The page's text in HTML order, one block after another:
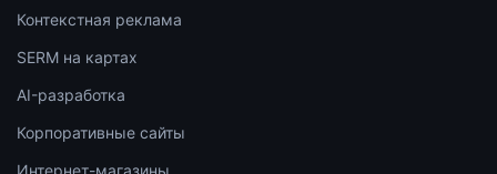
Контекстная реклама
SERM на картах
AI-разработка
Корпоративные сайты
Интернет-магазины